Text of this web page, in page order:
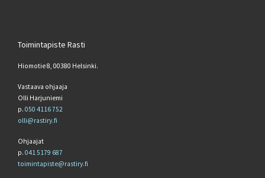
Toimintapiste Rasti
Hiomotie 8, 00380 Helsinki.
Vastaava ohjaaja
Olli Harjuniemi
p. 050 4116 752
olli@rastiry.fi
Ohjaajat
p. 041 5179 687
toimintapiste@rastiry.fi